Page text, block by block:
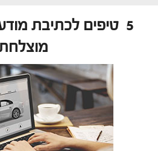
5 טיפים לכתיבת